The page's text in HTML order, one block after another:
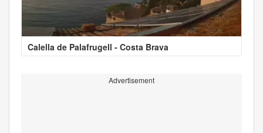
Calella de Palafrugell - Costa Brava
Advertisement